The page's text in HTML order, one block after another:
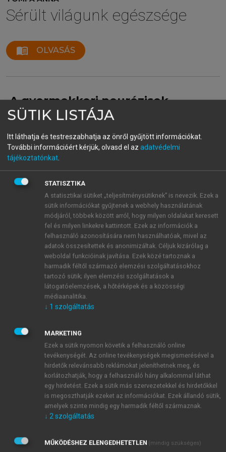
Sérült világunk egészsége
menu_book OLVASÁS
A gyermekkori neurózisok
kialakulásának okai
A gyermekkori neurózisok alapja többnyire genetikai
eredetű, vagy a családi diszharmóniákra vezethető
vissza, de az ellentmondásokat is képes feldolgozni
az a gyermek, akinek a tanulásban sikerei vannak,
élvezi az iskolát és jól érzi magát a
gyermekközösségekben. Ezzel szemben a média néha
azt sugallja a gyermekeknek, hogy utáld az iskolát,
utáld tanáraidat és azokat a kötöttségeket, amelyekkel
a tanulás jár. A „jó fej” diák lóg az órákról, és ha
jelen van, csak zavarni tudja a többiek munkáját. Az a
gyermek, akinek sikerül beilleszkednie valamely
közösségbe, védelmet kap a stresszor tényezőkkel
szemben. Tehát meg lehet, sőt meg is kell tanulni a
gyermekek lelkével bánni, és ebben a pedagógusok,
szülők egyaránt fontos szerepet vállalnak. A
és a kornak megfelelő demokratikus döntésképesség
gyakorlása, a testedzés, a játék, a zene gyakorlása
megtanítja őket agyuk és lelkük helyes használatára.
A hiperaktív gyermekek lelki zavarainak gyógyítása
nem a pedagógusok, hanem a szakemberek feladata,
ezért ne az iskolától várják el a szülők gyermekük
megnyugtatását. A problémás gyermekek külön
törődést igényelnek, és más ritmusban tanulnak, mint
képzésre van szükségük. A speciális képzés nem
SÜTIK LISTÁJA
Itt láthatja és testreszabhatja az önről gyűjtött információkat.
További információért kérjük, olvasd el az adatvédelmi
tájékoztatónkat.
STATISZTIKA
A statisztikai sütiket „teljesítménysütiknek” is nevezik. Ezek a
sütik információkat gyűjtenek a webhely használatának
módjáról, többek között arról, hogy milyen oldalakat keresett
fel és milyen linkekre kattintott. Ezek az információk a
felhasználó azonosítására nem használhatóak, mivel az
adatok összesítettek és anonimizáltak. Céljuk kizárólag a
weboldal funkcióinak javítása. Ezek közé tartoznak a
harmadik féltől származó elemzési szolgáltatásokhoz
tartozó sütik; ilyen elemzési szolgáltatások a
látogatóelemzések, a hőtérképek és a közösségi
médiaanalitika.
↓ 1 szolgáltatás
MARKETING
Ezek a sütik nyomon követik a felhasználó online
tevékenységét. Az online tevékenységek megismerésével a
hirdetők relevánsabb reklámokat jeleníthetnek meg, és
korlátozhatják, hogy a felhasználó hány alkalommal láthat
egy hirdetést. Ezek a sütik más szervezetekkel és hirdetőkkel
is megoszthatják ezeket az információkat. Ezek állandó sütik,
amelyek szinte mindig egy harmadik féltől származnak.
↓ 2szolgáltatás
MŰKÖDÉSHEZ ELENGEDHETETLEN (mindig szükséges)